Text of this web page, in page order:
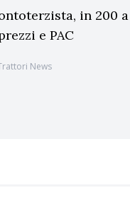
in 200 a
e PAC
News